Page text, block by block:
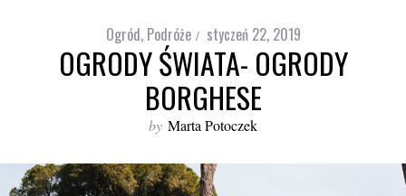
Ogród, Podróże styczeń 22, 2019
OGRODY ŚWIATA- OGRODY
BORGHESE
by Marta Potoczek